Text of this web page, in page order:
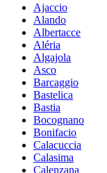
Ajaccio
Alando
Albertacce
Aléria
Algajola
Asco
Barcaggio
Bastelica
Bastia
Bocognano
Bonifacio
Calacuccia
Calasima
Calenzana